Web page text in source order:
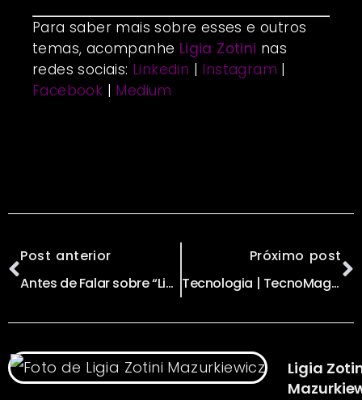
Para saber mais sobre esses e outros
temas, acompanhe Ligia Zotini nas
redes sociais: Linkedin | Instagram |
Facebook | Medium
Post anterior
Antes de Falar sobre “Liderança Feminina”, Falemos sobre “Lide com a Herança Feminina”
Próximo post
Tecnologia | TecnoMagia | TecnoLigia
Ligia